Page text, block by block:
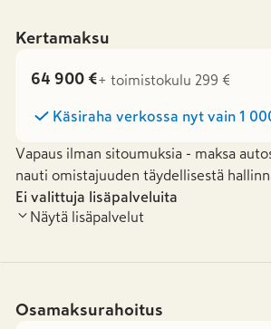
Kertamaksu
64 900 €+ toimistokulu 299 €
Käsiraha verkossa nyt vain 1
Vapaus ilman sitoumuksia - maksa
nauti omistajuuden täydellisestä
Ei valittuja lisäpalveluita
Näytä lisäpalvelut
Osamaksurahoitus